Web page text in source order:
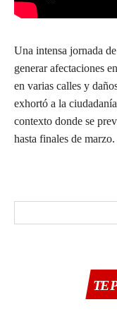
Una intensa jornada
generar afectaciones
en varias calles y
exhortó a la
contexto donde se
hasta finales de marzo.
TE